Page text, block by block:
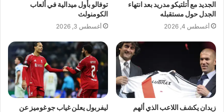
الجديد مع أتلتيكو مدريد بعد انتهاء
الجدل حول مستقبله
أغسطس 4, 2026
توفالو بأول ميدالية في ألعاب
الكومنولث
أغسطس 3, 2026
زيدان يكشف اللاعب الذي ألهم
ليفربول يعلن غياب جو غوميز عن